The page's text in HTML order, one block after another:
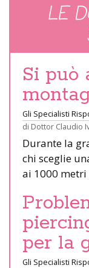
LE
Si può
Gli Specialisti
di Dottor Claudio
Durante la
chi sceglie
ai 1000 metri
per la
Gli Specialisti